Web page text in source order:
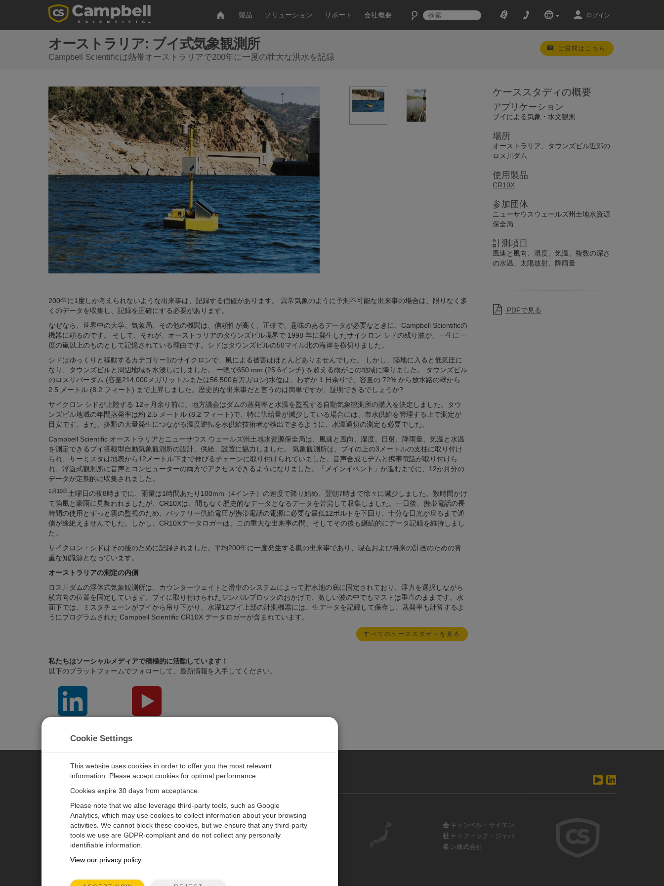
製品 ソリューション サポート 会社概要 ログイン
オーストラリア: ブイ式気象観測所
Campbell Scientificは熱帯オーストラリアで200年に一度の壮大な洪水を記録
ご質問はこちら
200年に1度しか考えられないような出来事は、記録する価値があります。 異常気象のように予測不可能な出来事の場合は、限りなく多
くのデータを収集し、記録を正確にする必要があります。
なぜなら、世界中の大学、気象局、その他の機関は、信頼性が高く、正確で、意味のあるデータが必要なときに、Campbell Scientificの
機器に頼るのです。 そして、それが、オーストラリアのタウンズビル境界で 1998 年に発生したサイクロン シドの残り波が、一生に一
度の嵐以上のものとして記憶されている理由です。シドはタウンズビルの50マイル北の海岸を横切りました。
シドはゆっくりと移動するカテゴリー1のサイクロンで、風による被害はほとんどありませんでした。 しかし、陸地に入ると低気圧に
なり、タウンズビルと周辺地域を水浸しにしました。 一晩で650 mm (25.6インチ) を超える雨がこの地域に降りました。 タウンズビル
のロスリバーダム (容量214,000メガリットルまたは56,500百万ガロン)水位は、わずか 1 日余りで、容量の 72% から放水路の壁から
2.5 メートル (8.2 フィート) まで上昇しました。歴史的な出来事だと言うのは簡単ですが、証明できるでしょうか?
サイクロン シドが上陸する 12ヶ月余り前に、地方議会はダムの蒸発率と水温を監視する自動気象観測所の購入を決定しました。タウ
ンズビル地域の年間蒸発率は約 2.5 メートル (8.2 フィート)で、特に供給量が減少している場合には、市水供給を管理する上で測定が
目安です。また、藻類の大量発生につながる温度逆転を水供給技術者が検出できるように、水温適切の測定も必要でした。
Campbell Scientific オーストラリアとニューサウス ウェールズ州土地水資源保全局は、風速と風向、湿度、日射、降雨量、気温と水温
を測定できるブイ搭載型自動気象観測所の設計、供給、設置に協力しました。 気象観測所は、ブイの上の3メートルの支柱に取り付け
られ、サーミスタは地表から12メートル下まで伸びるチェーンに取り付けられていました。音声合成モデムと携帯電話が取り付けら
れ、浮遊式観測所に音声とコンピューターの両方でアクセスできるようになりました。「メインイベント」が進むまでに、12か月分の
データが定期的に収集されました。
1月10日 土曜日の夜8時までに 、雨量は1時間あたり100mm（4インチ）の速度で降り始め、翌朝7時まで徐々に減少しました。数時間かけ
て強風と豪雨に見舞われましたが、CR10Xは、間もなく歴史的なデータとなるデータを苦労して収集しました。一日後、携帯電話の長
時間の使用とずっと雲の監視のため、バッテリー供給電圧が携帯電話の電源に必要な最低12ボルトを下回り、十分な日光が戻るまで通
信が途絶えませんでした。しかし、CR10Xデータロガーは、この重大な出来事の間、そしてその後も継続的にデータ記録を維持しまし
た。
サイクロン・シドはその後のために記録されました。平均200年に一度発生する嵐の出来事であり、現在および将来の計画のための貴
重な知識源となっています。
オーストラリアの測定の内側
ロス川ダムの浮体式気象観測所は、カウンターウェイトと滑車のシステムによって貯水池の底に固定されており、浮力を選択しながら
横方向の位置を固定しています。ブイに取り付けられたジンバルブロックのおかげで、激しい波の中でもマストは垂直のままです。水
面下では、ミスタチェーンがブイから吊り下がり、水深12ブイ上部の計測機器には、生データを記録して保存し、蒸発率も計算するよ
うにプログラムされた Campbell Scientific CR10X データロガーが含まれています。
すべてのケーススタディを見る
私たちはソーシャルメディアで積極的に活動しています！
以下のプラットフォームでフォローして、最新情報を入手してください。
ケーススタディの概要
アプリケーション
ブイによる気象・水文観測
場所
オーストラリア、タウンズビル近郊の
ロス川ダム
使用製品
CR10X
参加団体
ニューサウスウェールズ州土地水資源
保全局
計測項目
風速と風向、湿度、気温、複数の深さ
の水温、太陽放射、降雨量
PDFで見る
CAMPBELL SCIENTIFIC JAPAN
ソリューション
サポート
ニュースルーム
パートナー
お問い合わせ
キャリア
会
社
名
キャンベル・サイエン
ティフィック・ジャパ
ン株式会社
Cookie Settings
This website uses cookies in order to offer you the most relevant
information. Please accept cookies for optimal performance.
Cookies expire 30 days from acceptance.
Please note that we also leverage third-party tools, such as Google
Analytics, which may use cookies to collect information about your browsing
activities. We cannot block these cookies, but we ensure that any third-party
tools we use are GDPR-compliant and do not collect any personally
identifiable information.
View our privacy policy